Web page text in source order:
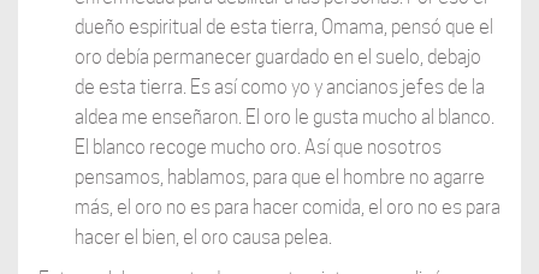
dueño espiritual de esta tierra, Omama, pensó que el
oro debía permanecer guardado en el suelo, debajo
de esta tierra. Es así como yo y ancianos jefes de la
aldea me enseñaron. El oro le gusta mucho al blanco.
El blanco recoge mucho oro. Así que nosotros
pensamos, hablamos, para que el hombre no agarre
más, el oro no es para hacer comida, el oro no es para
hacer el bien, el oro causa pelea.